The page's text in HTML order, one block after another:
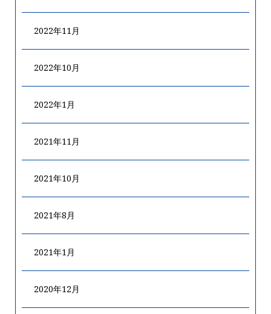
2022年11月
2022年10月
2022年1月
2021年11月
2021年10月
2021年8月
2021年1月
2020年12月